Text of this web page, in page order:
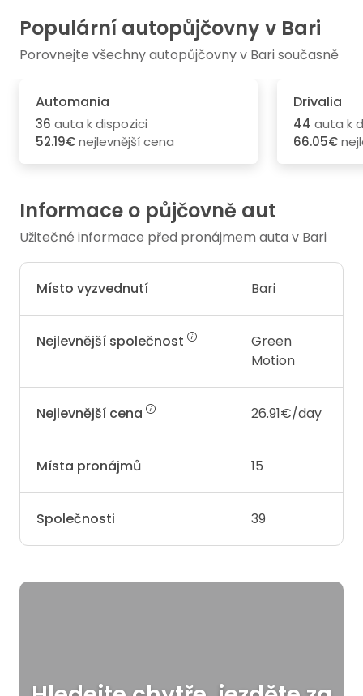
Populární autopůjčovny v Bari
Porovnejte všechny autopůjčovny v Bari současně
Automania
36 auta k dispozici
52.19€nejlevnější cena
Drivalia
44 auta k
66.05€
Informace o půjčovně aut
Užitečné informace před pronájmem auta v Bari
Místo vyzvednutí Bari
Nejlevnější společnost
Green
Motion
Nejlevnější cena 26.91€/day
Místa pronájmů 15
Společnosti 39